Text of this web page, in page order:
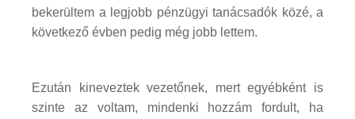
bekerültem a legjobb pénzügyi tanácsadók közé, a
következő évben pedig még jobb lettem.
Ezután kineveztek vezetőnek, mert egyébként is
szinte az voltam, mindenki hozzám fordult, ha